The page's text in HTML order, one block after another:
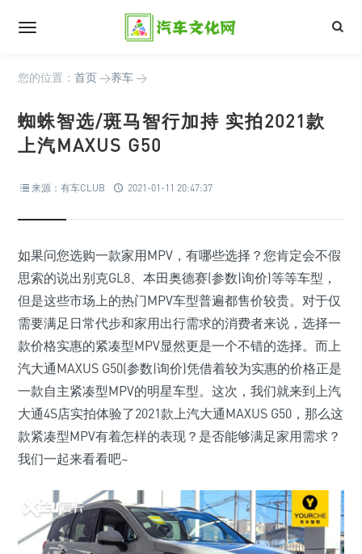
您的位置： 首页 >养车 >
蜘蛛智选/斑马智行加持 实拍2021款
上汽MAXUS G50
来源：有车CLUB 2021-01-11 20:47:37
如果问您选购一款家用MPV，有哪些选择？您肯定会不假
思索的说出别克GL8、本田奥德赛(参数|询价)等等车型，
但是这些市场上的热门MPV车型普遍都售价较贵。对于仅
需要满足日常代步和家用出行需求的消费者来说，选择一
款价格实惠的紧凑型MPV显然更是一个不错的选择。而上
汽大通MAXUS G50(参数|询价)凭借着较为实惠的价格正是
一款自主紧凑型MPV的明星车型。这次，我们就来到上汽
大通4S店实拍体验了2021款上汽大通MAXUS G50，那么这
款紧凑型MPV有着怎样的表现？是否能够满足家用需求？
我们一起来看看吧~